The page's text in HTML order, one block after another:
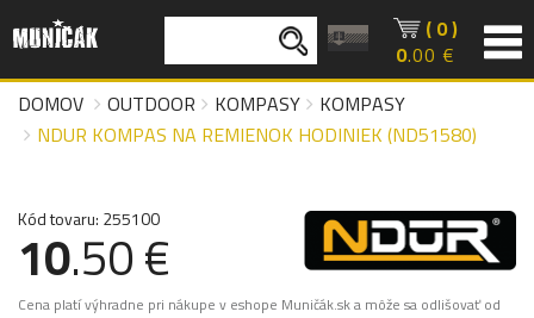
( 0 )
0.00 €
DOMOV
OUTDOOR KOMPASY
KOMPASY
NDUR KOMPAS NA REMIENOK HODINIEK (ND51580)
Kód tovaru: 255100
10.50 €
Cena platí výhradne pri nákupe v eshope Muničák.sk a môže sa odlišovať od